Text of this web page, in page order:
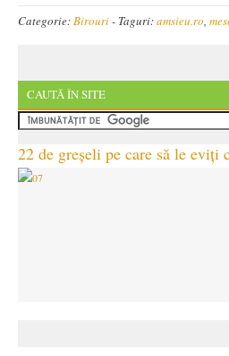
Categorie:Birouri- Taguri:amsieu.ro,
CAUTĂ ÎN SITE
22 de greșeli pe care să le eviți